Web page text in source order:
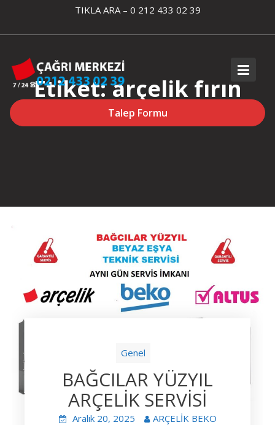
content
TIKLA ARA – 0 212 433 02 39
Talep Formu
Etiket:arçelik fırın
ankastre servisi
Genel
BAĞCILAR YÜZYIL
ARÇELİK SERVİSİ
Aralık 20, 2025
ARÇELİK BEKO